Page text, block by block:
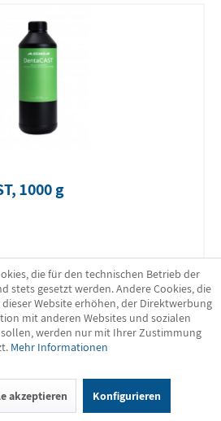
1000 g
DETAILS
die für den technischen Betrieb der
stets gesetzt werden. Andere Cookies, die
Website erhöhen, der Direktwerbung
mit anderen Websites und sozialen
werden nur mit Ihrer Zustimmung
Mehr Informationen
akzeptieren Konfigurieren